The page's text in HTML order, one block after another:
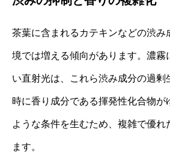
茶葉に含まれるカテキンなどの渋み
境では増える傾向があります。濃霧
い直射光は、これら渋み成分の過剰
時に香り成分である揮発性化合物が
ような条件を生むため、複雑で優れ
ます。